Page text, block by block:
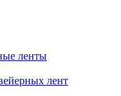
ленты
лент